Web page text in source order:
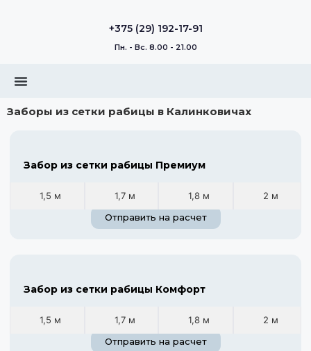
+375 (29) 192-17-91
Пн. - Вс. 8.00 - 21.00
Заборы из сетки рабицы в Калинковичах
Забор из сетки рабицы Премиум
1,5 м 1,7 м 1,8 м
2 м
Отправить на расчет
Забор из сетки рабицы Комфорт
1,5 м 1,7 м 1,8 м
2 м
Отправить на расчет